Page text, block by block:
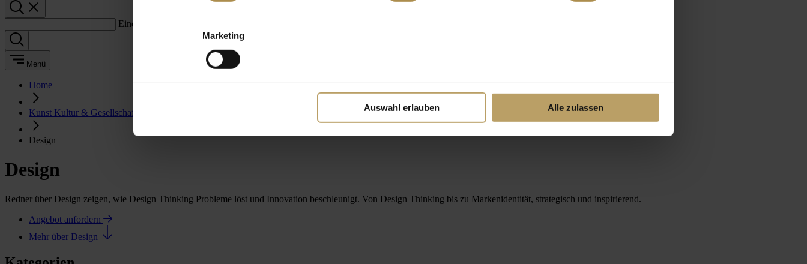
Marketing
Auswahl erlauben Alle zulassen
Einen Suchbegriff eingeben:
Menü
Home
Kunst Kultur & Gesellschaft
Design
Design
Redner über Design zeigen, wie Design Thinking Probleme löst und Innovation beschleunigt. Von Design Thinking bis zu Markenidentität, strategisch und inspirierend.
Angebot anfordern
Mehr über Design